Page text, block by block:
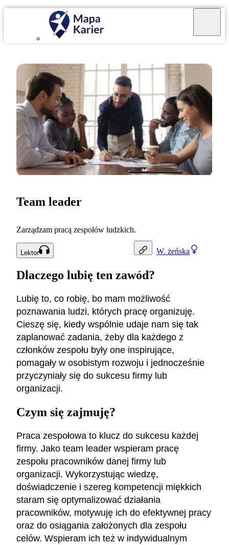
W. żeńska
Team leader
Zarządzam pracą zespołów ludzkich.
Lektor
Dlaczego lubię ten zawód?
Lubię to, co robię, bo mam możliwość
poznawania ludzi, których pracę organizuję.
Cieszę się, kiedy wspólnie udaje nam się tak
zaplanować zadania, żeby dla każdego z
członków zespołu były one inspirujące,
pomagały w osobistym rozwoju i jednocześnie
przyczyniały się do sukcesu firmy lub
organizacji.
Czym się zajmuję?
Praca zespołowa to klucz do sukcesu każdej
firmy. Jako team leader wspieram pracę
zespołu pracowników danej firmy lub
organizacji. Wykorzystując wiedzę,
doświadczenie i szereg kompetencji miękkich
staram się optymalizować działania
pracowników, motywuję ich do efektywnej pracy
oraz do osiągania założonych dla zespołu
celów. Wspieram ich też w indywidualnym